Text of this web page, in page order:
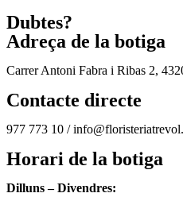
Dubtes?
Adreça de la botiga
Carrer Antoni Fabra i Ribas 2,
Contacte directe
977 773 10 /
Horari de la botiga
Dilluns – Divendres: